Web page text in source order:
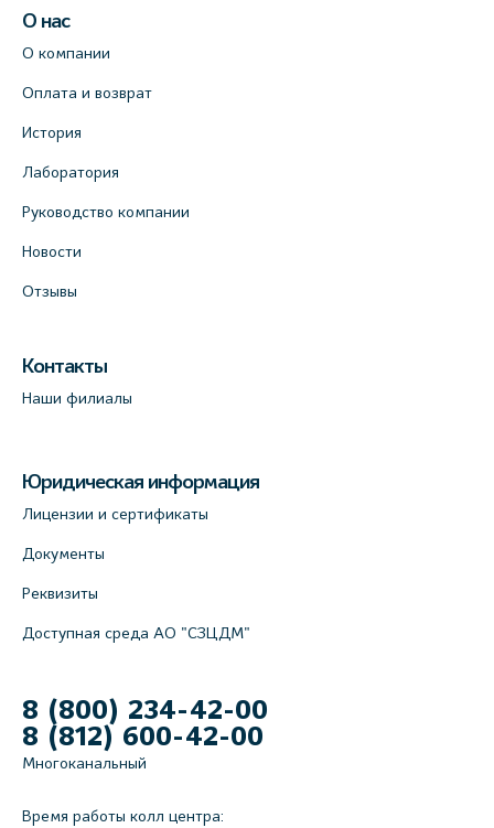
О нас
О компании
Оплата и возврат
История
Лаборатория
Руководство компании
Новости
Отзывы
Контакты
Наши филиалы
Юридическая информация
Лицензии и сертификаты
Документы
Реквизиты
Доступная среда АО "СЗЦДМ"
8 (800) 234-42-00
8 (812) 600-42-00
Многоканальный
Время работы колл центра: